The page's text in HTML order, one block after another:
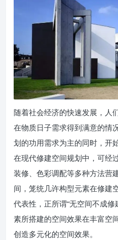
随着社会经济的快速发展，人
在物质日子需求得到满意的情
划的功用需求为主的同时，开
在现代修建空间规划中，可经
装修、色彩调配等多种方法营
间，笼统几许构型元素在修建
代表性，正所谓“无空间不成
素所搭建的空间效果在丰富空
创造多元化的空间效果。